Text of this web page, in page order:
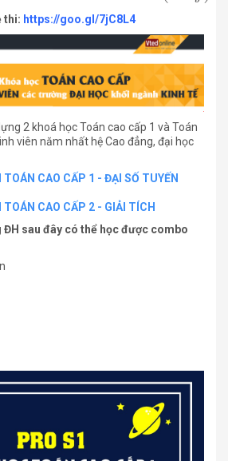
thi: https://goo.gl/7jC8L4
2 khoá học Toán cao cấp 1 và Toán
viên năm nhất hệ Cao đẳng, đại học
TOÁN CAO CẤP 1 - ĐẠI SỐ TUYẾN
TOÁN CAO CẤP 2 - GIẢI TÍCH
sau đây có thể học được combo